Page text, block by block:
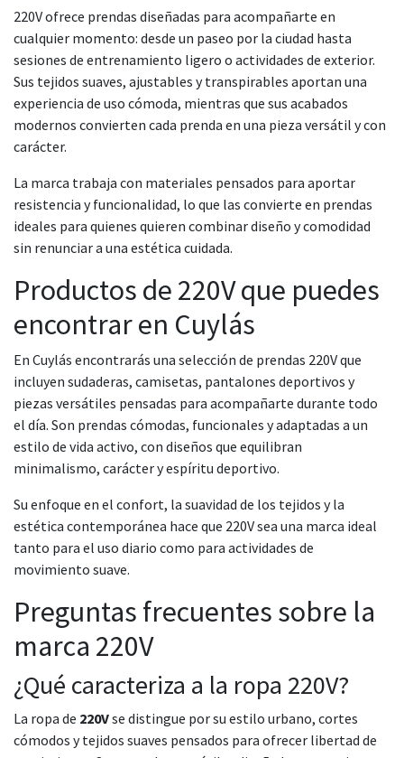
220V ofrece prendas diseñadas para acompañarte en
cualquier momento: desde un paseo por la ciudad hasta
sesiones de entrenamiento ligero o actividades de exterior.
Sus tejidos suaves, ajustables y transpirables aportan una
experiencia de uso cómoda, mientras que sus acabados
modernos convierten cada prenda en una pieza versátil y con
carácter.
La marca trabaja con materiales pensados para aportar
resistencia y funcionalidad, lo que las convierte en prendas
ideales para quienes quieren combinar diseño y comodidad
sin renunciar a una estética cuidada.
Productos de 220V que puedes
encontrar en Cuylás
En Cuylás encontrarás una selección de prendas 220V que
incluyen sudaderas, camisetas, pantalones deportivos y
piezas versátiles pensadas para acompañarte durante todo
el día. Son prendas cómodas, funcionales y adaptadas a un
estilo de vida activo, con diseños que equilibran
minimalismo, carácter y espíritu deportivo.
Su enfoque en el confort, la suavidad de los tejidos y la
estética contemporánea hace que 220V sea una marca ideal
tanto para el uso diario como para actividades de
movimiento suave.
Preguntas frecuentes sobre la
marca 220V
¿Qué caracteriza a la ropa 220V?
La ropa de 220Vse distingue por su estilo urbano, cortes
cómodos y tejidos suaves pensados para ofrecer libertad de